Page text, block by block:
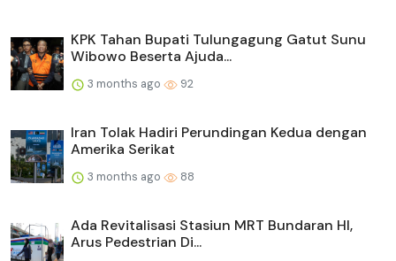
KPK Tahan Bupati Tulungagung Gatut Sunu
Wibowo Beserta Ajuda...
3 months ago 92
Iran Tolak Hadiri Perundingan Kedua dengan
Amerika Serikat
3 months ago 88
Ada Revitalisasi Stasiun MRT Bundaran HI,
Arus Pedestrian Di...